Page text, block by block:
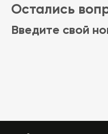
Остались
Введите свой